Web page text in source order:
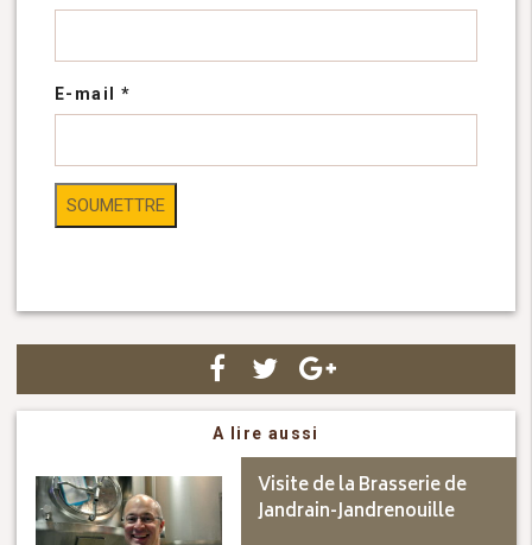
E-mail *
A lire aussi
Visite de la Brasserie de
Jandrain-Jandrenouille